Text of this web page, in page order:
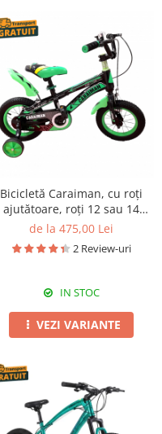
Bicicletă Caraiman, cu roți
ajutătoare, roți 12 sau 14
inch, cadru oțel, verde
de la 475,00 Lei
2 Review-uri
IN STOC
VEZI VARIANTE